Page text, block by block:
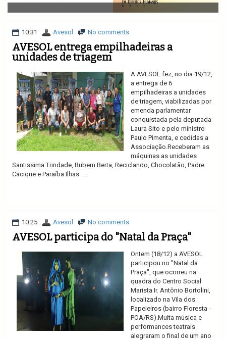
v
i
a
i
10:31 Avesol No comments
AVESOL entrega empilhadeiras a
unidades de triagem
A AVESOL fez, no dia 19/12,
a entrega de 6
empilhadeiras a unidades
de triagem, viabilizadas por
emenda parlamentar
conquistada pela deputada
Laura Sito e pelo ministro
Paulo Pimenta, e cedidas a
Associação.Receberam as
máquinas as unidades
Santissima Trindade, Rubem Berta, Reciclando, Chocolatão, Padre
Cacique e Paraíba Ilhas. ...
10:25 Avesol No comments
AVESOL participa do "Natal da Praça"
Ontem (18/12) a AVESOL
participou no "Natal da
Praça", que ocorreu na
quadra do Centro Social
Marista Ir. Antônio Bortolini,
localizado na Vila dos
Papeleiros (bairro Floresta -
POA/RS).Muita música e
performances teatrais
alegraram o final de um ano